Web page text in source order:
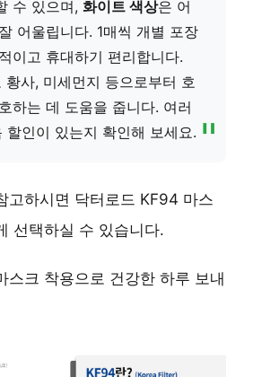
수 있으며, 화이트 색상은 어
어울립니다. 1매씩 개별 포장
이고 휴대하기 편리합니다.
황사, 미세먼지 등으로부터 호
하는 데 도움을 줍니다. 여러
할인이 있는지 확인해 보세요.
고하시면 닥터로드 KF94 마스
선택하실 수 있습니다.
스크 착용으로 건강한 하루 보내